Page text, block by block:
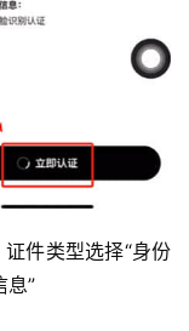
件类型选择“身份
息”